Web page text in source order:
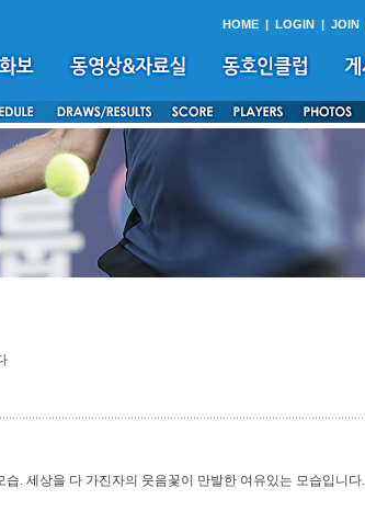
HOME | LOGIN | JOIN
. 세상을 다 가진자의 웃음꽃이 만발한 여유있는 모습입니다.